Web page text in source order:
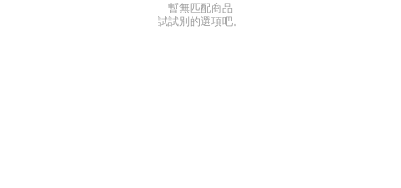
暫無匹配商品
試試別的選項吧。